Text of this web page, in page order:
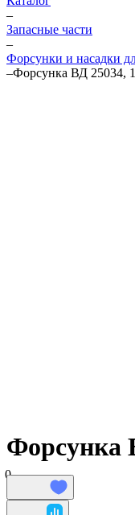
–
Запасные части
–
Форсунки и насадки
–Форсунка ВД 25034,
Форсунка
0